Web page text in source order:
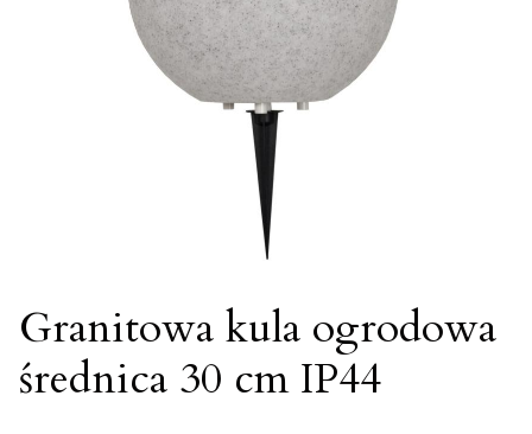
Granitowa kula ogrodowa
średnica 30 cm IP44